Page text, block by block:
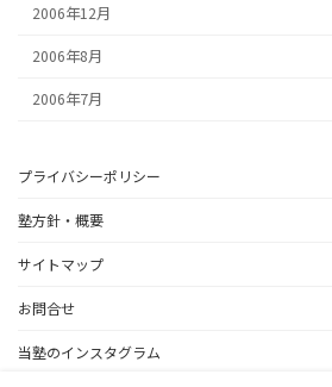
2006年12月
2006年8月
2006年7月
プライバシーポリシー
塾方針・概要
サイトマップ
お問合せ
当塾のインスタグラム